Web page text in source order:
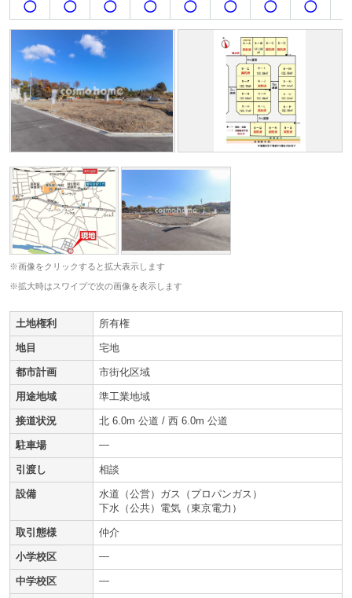
◯ ◯ ◯ ◯ ◯ ◯ ◯ ◯
※画像をクリックすると拡大表示します
※拡大時はスワイプで次の画像を表示します
土地権利 所有権
地目 宅地
都市計画 市街化区域
用途地域 準工業地域
接道状況 北 6.0m 公道 / 西 6.0m 公道
駐車場 —
引渡し 相談
設備
水道（公営）ガス（プロパンガス）
下水（公共）電気（東京電力）
取引態様 仲介
小学校区 —
中学校区 —